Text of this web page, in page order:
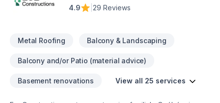
4.9
29 Reviews
Metal Roofing Balcony & Landscaping
Balcony and/or Patio (material advice)
Basement renovations View all 25 services